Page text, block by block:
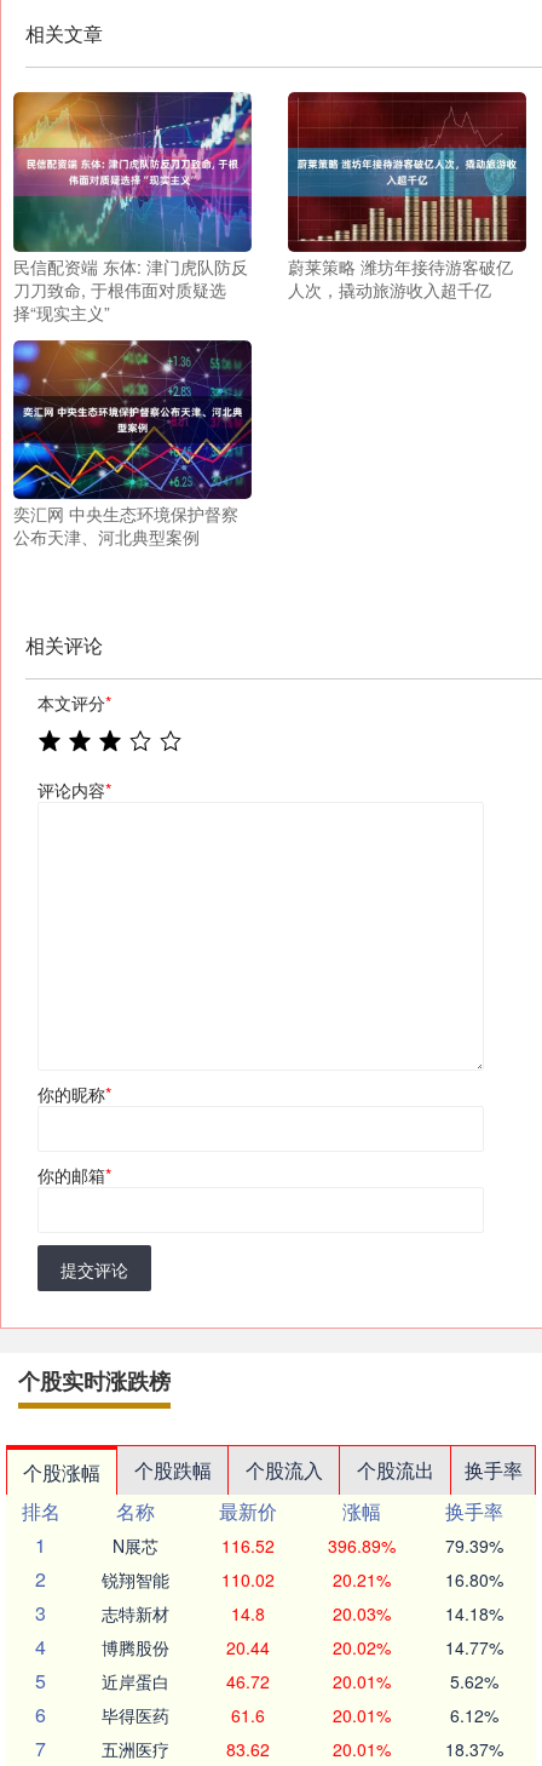
相关文章
民信配资端 东体: 津门虎队防反
刀刀致命, 于根伟面对质疑选
择“现实主义”
蔚莱策略 潍坊年接待游客破亿
人次，撬动旅游收入超千亿
奕汇网 中央生态环境保护督察
公布天津、河北典型案例
相关评论
本文评分*
评论内容*
你的昵称*
你的邮箱*
提交评论
个股实时涨跌榜
个股涨幅 个股跌幅 个股流入 个股流出
换手率
排名
名称 最新价 涨幅
换手率
1
N展芯 116.52 396.89% 79.39%
2 锐翔智能 110.02 20.21% 16.80%
3 志特新材 14.8 20.03% 14.18%
4 博腾股份 20.44 20.02% 14.77%
5 近岸蛋白 46.72 20.01% 5.62%
6 毕得医药 61.6 20.01% 6.12%
7 五洲医疗 83.62 20.01% 18.37%